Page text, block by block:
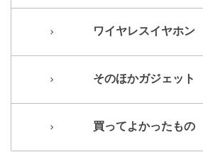
ワイヤレスイヤホン
そのほかガジェット
買ってよかったもの